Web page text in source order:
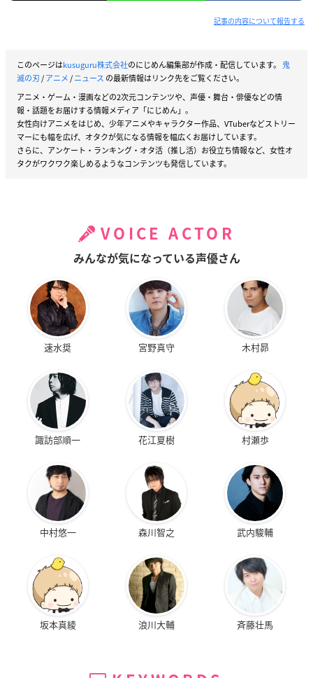
記事の内容について報告する
このページはkusuguru株式会社のにじめん編集部が作成・配信しています。 鬼
滅の刃/アニメ/ニュース の最新情報はリンク先をご覧ください。
アニメ・ゲーム・漫画などの2次元コンテンツや、声優・舞台・俳優などの情
報・話題をお届けする情報メディア「にじめん」。
女性向けアニメをはじめ、少年アニメやキャラクター作品、VTuberなどストリー
マーにも幅を広げ、オタクが気になる情報を幅広くお届けしています。
さらに、アンケート・ランキング・オタ活（推し活）お役立ち情報など、女性オ
タクがワクワク楽しめるようなコンテンツも発信しています。
VOICE ACTOR
みんなが気になっている声優さん
速水奨 宮野真守 木村昴
諏訪部順一 花江夏樹 村瀬歩
中村悠一 森川智之 武内駿輔
坂本真綾 浪川大輔 斉藤壮馬